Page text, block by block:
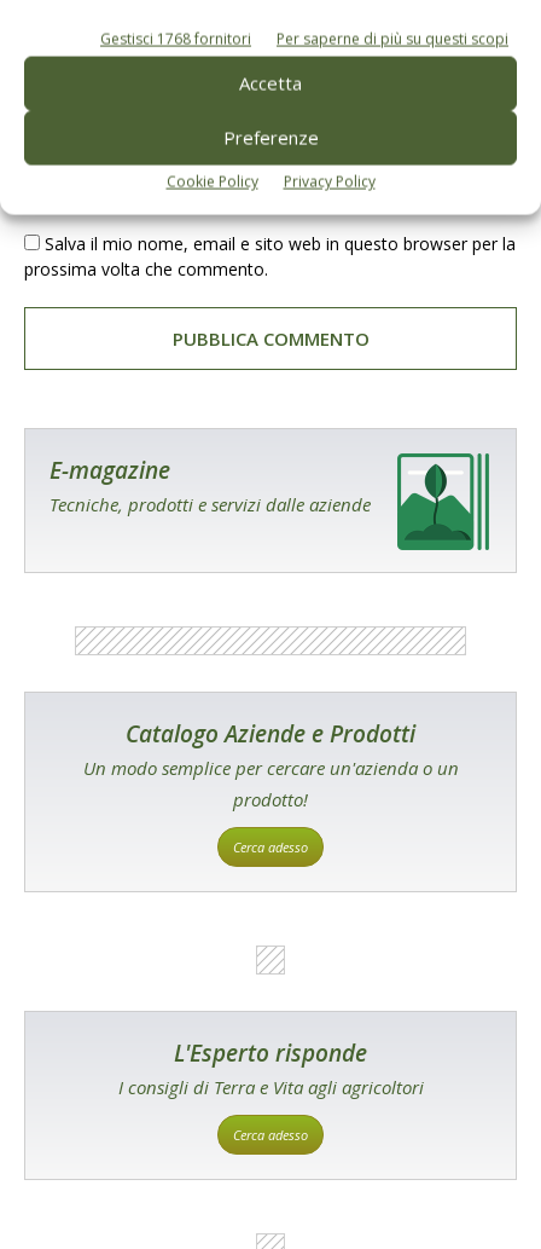
Gestisci 1768 fornitori Per saperne di più su questi scopi
Accetta
Preferenze
Cookie Policy Privacy Policy
Salva il mio nome, email e sito web in questo browser per la
prossima volta che commento.
E-magazine
Tecniche, prodotti e servizi dalle aziende
Catalogo Aziende e Prodotti
Un modo semplice per cercare un'azienda o un
prodotto!
Cerca adesso
L'Esperto risponde
I consigli di Terra e Vita agli agricoltori
Cerca adesso